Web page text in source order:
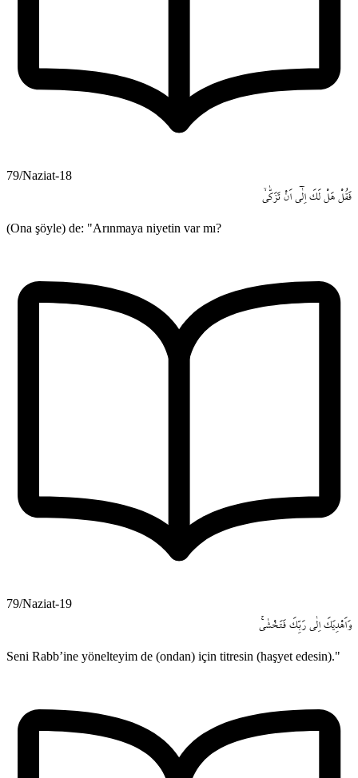
79/Naziat-18
فَقُلْ هَلْ لَكَ اِلٰٓى اَنْ تَزَكّٰىۙ
(Ona şöyle) de: "Arınmaya niyetin var mı?
79/Naziat-19
وَاَهْدِيَكَ اِلٰى رَبِّكَ فَتَخْشٰىۚ
Seni Rabb’ine yönelteyim de (ondan) için titresin (haşyet edesin)."